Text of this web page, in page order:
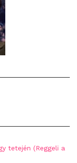
tetején (Reggeli a